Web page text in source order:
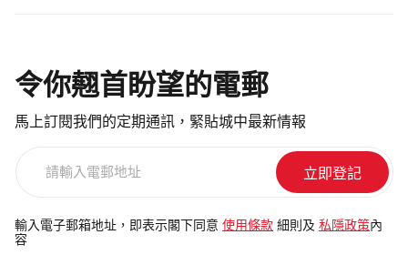
令你翹首盼望的電郵
馬上訂閱我們的定期通訊，緊貼城中最新情報
電
郵
輸入電子郵箱地址，即表示閣下同意 使用條款 細則及 私隱政策 內
容